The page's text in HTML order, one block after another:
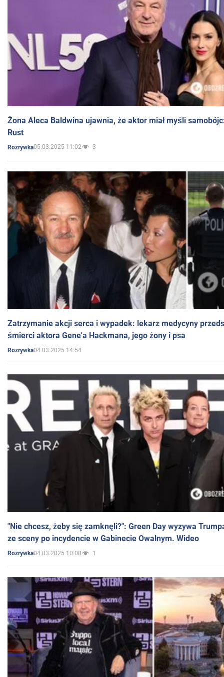
Żona Aleca Baldwina ujawnia, że aktor miał myśli
Rust
Rozrywka05.03.2025 11:02 3
Zatrzymanie akcji serca i wypadek: lekarz medycyny
śmierci aktora Gene'a Hackmana, jego żony i psa
Rozrywka04.03.2025 14:54
"Nie chcesz, żeby się zamknęli?": Green Day wyzywa
ze sceny po incydencie w Gabinecie Owalnym. Wideo
Rozrywka04.03.2025 10:08 1